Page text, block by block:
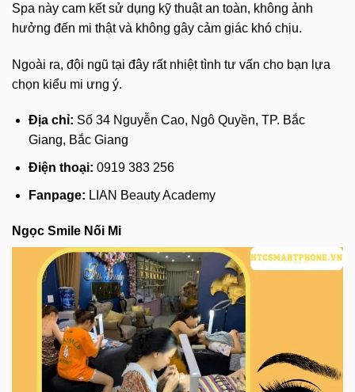
Spa này cam kết sử dụng kỹ thuật an toàn, không ảnh
hưởng đến mi thật và không gây cảm giác khó chịu.
Ngoài ra, đội ngũ tại đây rất nhiệt tình tư vấn cho bạn lựa
chọn kiểu mi ưng ý.
Địa chỉ: Số 34 Nguyễn Cao, Ngô Quyền, TP. Bắc
Giang, Bắc Giang
Điện thoại: 0919 383 256
Fanpage: LIAN Beauty Academy
Ngọc Smile Nối Mi